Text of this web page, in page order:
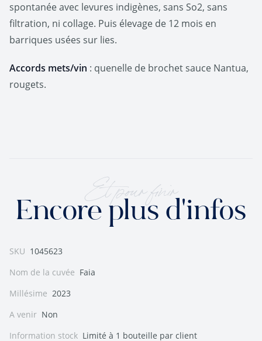
spontanée avec levures indigènes, sans So2, sans
filtration, ni collage. Puis élevage de 12 mois en
barriques usées sur lies.
Accords mets/vin : quenelle de brochet sauce Nantua,
rougets.
Et pour finir
Encore plus d'infos
SKU 1045623
Nom de la cuvée Faia
Millésime 2023
A venir Non
Information stock Limité à 1 bouteille par client